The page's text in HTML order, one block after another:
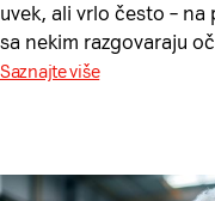
uvek, ali vrlo često –
sa nekim razgovaraju
Saznajte više